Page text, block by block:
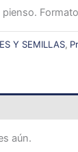
pienso.
Y SEMILLAS,
aún.